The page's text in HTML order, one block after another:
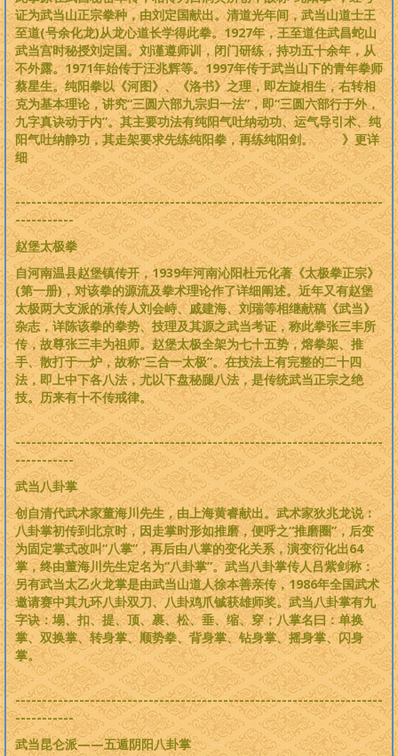
证为武当山正宗拳种，由刘定国献出。清道光年间，武当山道士王
至道(号余化龙)从龙心道长学得此拳。1927年，王至道住武昌蛇山
武当宫时秘授刘定国。刘谨遵师训，闭门研练，持功五十余年，从
不外露。1971年始传于汪兆辉等。1997年传于武当山下的青年拳师
蔡星生。纯阳拳以《河图》、《洛书》之理，即左旋相生，右转相
克为基本理论，讲究“三圆六部九宗归一法”，即“三圆六部行于外，
九字真诀动于内”。其主要功法有纯阳气吐纳动功、运气导引术、纯
阳气吐纳静功，其走架要求先练纯阳拳，再练纯阳剑。 》更详
细
---------------------------------------------------------------------
-----------
赵堡太极拳
自河南温县赵堡镇传开，1939年河南沁阳杜元化著《太极拳正宗》
(第一册)，对该拳的源流及拳术理论作了详细阐述。近年又有赵堡
太极两大支派的承传人刘会峙、戚建海、刘瑞等相继献稿《武当》
杂志，详陈该拳的拳势、技理及其源之武当考证，称此拳张三丰所
传，故尊张三丰为祖师。赵堡太极全架为七十五势，熔拳架、推
手、散打于一炉，故称“三合一太极”。在技法上有完整的二十四
法，即上中下各八法，尤以下盘秘腿八法，是传统武当正宗之绝
技。历来有十不传戒律。
---------------------------------------------------------------------
-----------
武当八卦掌
创自清代武术家董海川先生，由上海黄睿献出。武术家狄兆龙说：
八卦掌初传到北京时，因走掌时形如推磨，便呼之“推磨圈”，后变
为固定掌式改叫“八掌”，再后由八掌的变化关系，演变衍化出64
掌，终由董海川先生定名为“八卦掌”。武当八卦掌传人吕紫剑称：
另有武当太乙火龙掌是由武当山道人徐本善亲传，1986年全国武术
邀请赛中其九环八卦双刀、八卦鸡爪铖获雄师奖。武当八卦掌有九
字诀：塌、扣、提、顶、裹、松、垂、缩、穿；八掌名曰：单换
掌、双换掌、转身掌、顺势拳、背身掌、钻身掌、摇身掌、闪身
掌。
---------------------------------------------------------------------
-----------
武当昆仑派——五遁阴阳八卦掌